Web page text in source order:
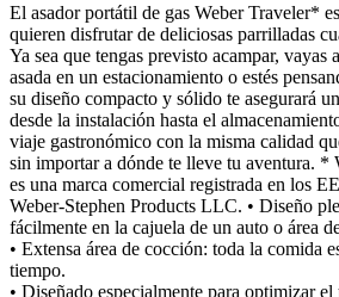
El asador portátil de gas Weber Traveler*
quieren disfrutar de deliciosas parrilladas
Ya sea que tengas previsto acampar, vayas
asada en un estacionamiento o estés
su diseño compacto y sólido te asegurará
desde la instalación hasta el
viaje gastronómico con la misma calidad
sin importar a dónde te lleve tu aventura.
es una marca comercial registrada en los
Weber-Stephen Products LLC. • Diseño
fácilmente en la cajuela de un auto o área
• Extensa área de cocción: toda la comida
tiempo.
• Diseñado especialmente para optimizar el